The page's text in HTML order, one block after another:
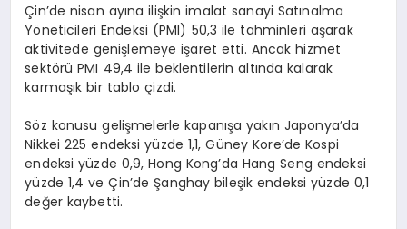
Çin’de nisan ayına ilişkin imalat sanayi Satınalma
Yöneticileri Endeksi (PMI) 50,3 ile tahminleri aşarak
aktivitede genişlemeye işaret etti. Ancak hizmet
sektörü PMI 49,4 ile beklentilerin altında kalarak
karmaşık bir tablo çizdi.
Söz konusu gelişmelerle kapanışa yakın Japonya’da
Nikkei 225 endeksi yüzde 1,1, Güney Kore’de Kospi
endeksi yüzde 0,9, Hong Kong’da Hang Seng endeksi
yüzde 1,4 ve Çin’de Şanghay bileşik endeksi yüzde 0,1
değer kaybetti.